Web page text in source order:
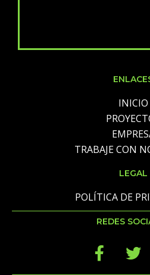
INICIO
TRABAJE CON
LEGAL
POLÍTICA DE
REDES